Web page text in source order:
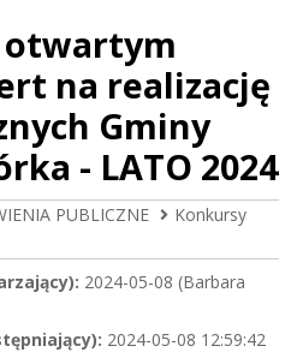
otwartym
na realizację
Gminy
- LATO 2024
PUBLICZNE
Konkursy
2024-05-08 (Barbara
2024-05-08 12:59:42